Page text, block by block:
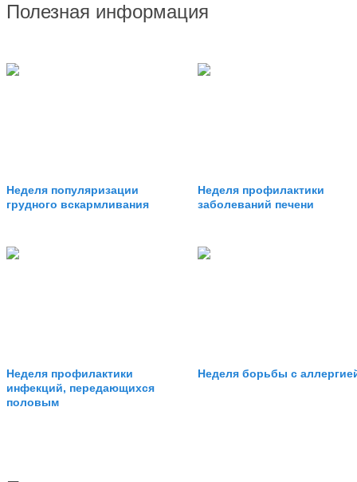
Полезная информация
Неделя популяризации
грудного вскармливания
Неделя профилактики
заболеваний печени
Неделя профилактики
инфекций, передающихся
половым
Неделя борьбы с